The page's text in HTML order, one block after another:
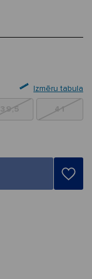
Izmēru tabula
39,5 41